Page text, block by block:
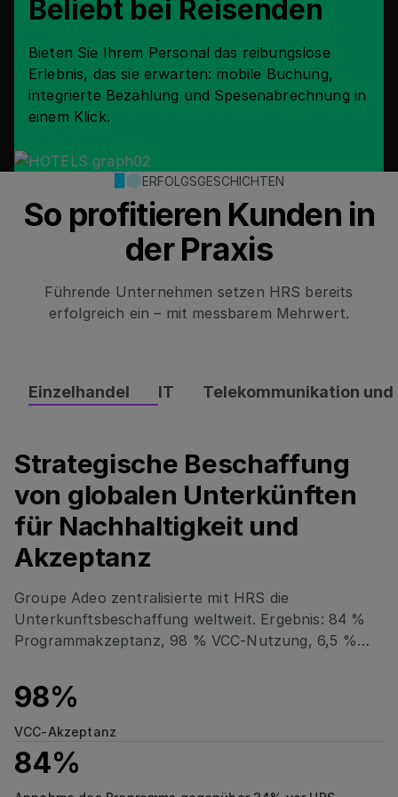
Beliebt bei Reisenden
Bieten Sie Ihrem Personal das reibungslose
Erlebnis, das sie erwarten: mobile Buchung,
integrierte Bezahlung und Spesenabrechnung in
einem Klick.
ERFOLGSGESCHICHTEN
So profitieren Kunden in
der Praxis
Führende Unternehmen setzen HRS bereits
erfolgreich ein – mit messbarem Mehrwert.
Einzelhandel IT Telekommunikation und
Strategische Beschaffung
von globalen Unterkünften
für Nachhaltigkeit und
Akzeptanz
Groupe Adeo zentralisierte mit HRS die
Unterkunftsbeschaffung weltweit. Ergebnis: 84 %
Programmakzeptanz, 98 % VCC-Nutzung, 6,5 %
Zimmernacht durch nachhaltige Prozesse.
98%
VCC-Akzeptanz
84%
Strategische Beschaffung von globalen